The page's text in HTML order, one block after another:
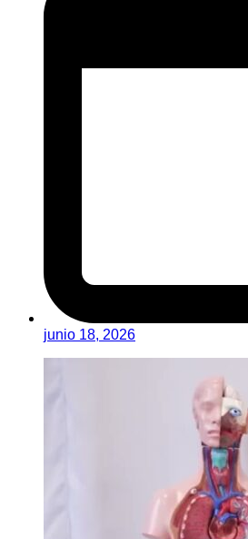
junio 18, 2026